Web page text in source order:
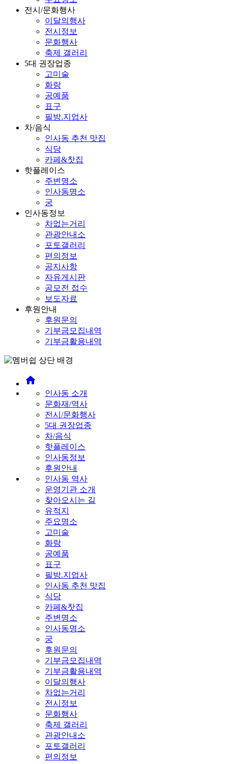
전시/문화행사
이달의행사
전시정보
문화행사
축제 갤러리
5대 권장업종
고미술
화랑
공예품
표구
필방.지업사
차/음식
인사동 추천 맛집
식당
카페&찻집
핫플레이스
주변명소
인사동명소
궁
인사동정보
차없는거리
관광안내소
포토갤러리
편의정보
공지사항
자유게시판
공모전 접수
보도자료
후원안내
후원문의
기부금모집내역
기부금활용내역
home
인사동 소개
문화재/역사
전시/문화행사
5대 권장업종
차/음식
핫플레이스
인사동정보
후원안내
인사동 역사
운영기관 소개
찾아오시는 길
유적지
주요명소
고미술
화랑
공예품
표구
필방.지업사
인사동 추천 맛집
식당
카페&찻집
주변명소
인사동명소
궁
후원문의
기부금모집내역
기부금활용내역
이달의행사
차없는거리
전시정보
문화행사
축제 갤러리
관광안내소
포토갤러리
편의정보